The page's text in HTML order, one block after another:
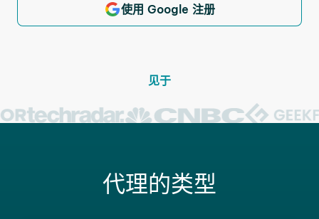
使用 Google 注册
见于
代理的类型